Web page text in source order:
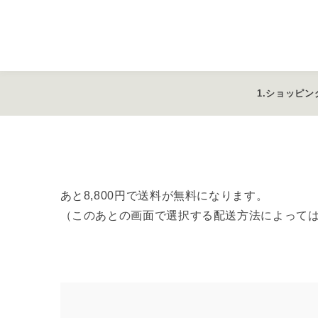
ショッピン
あと8,800円で送料が無料になります。
（このあとの画面で選択する配送方法によって